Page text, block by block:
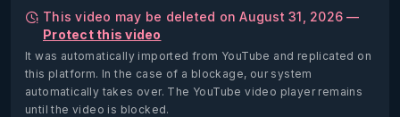
This video may be deleted on August 31, 2026 —
Protect this video
It was automatically imported from YouTube and replicated on
this platform. In the case of a blockage, our system
automatically takes over. The YouTube video player remains
until the video is blocked.